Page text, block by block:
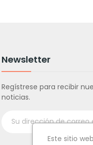
Newsletter
Regístrese para recibir
noticias.
Este sitio